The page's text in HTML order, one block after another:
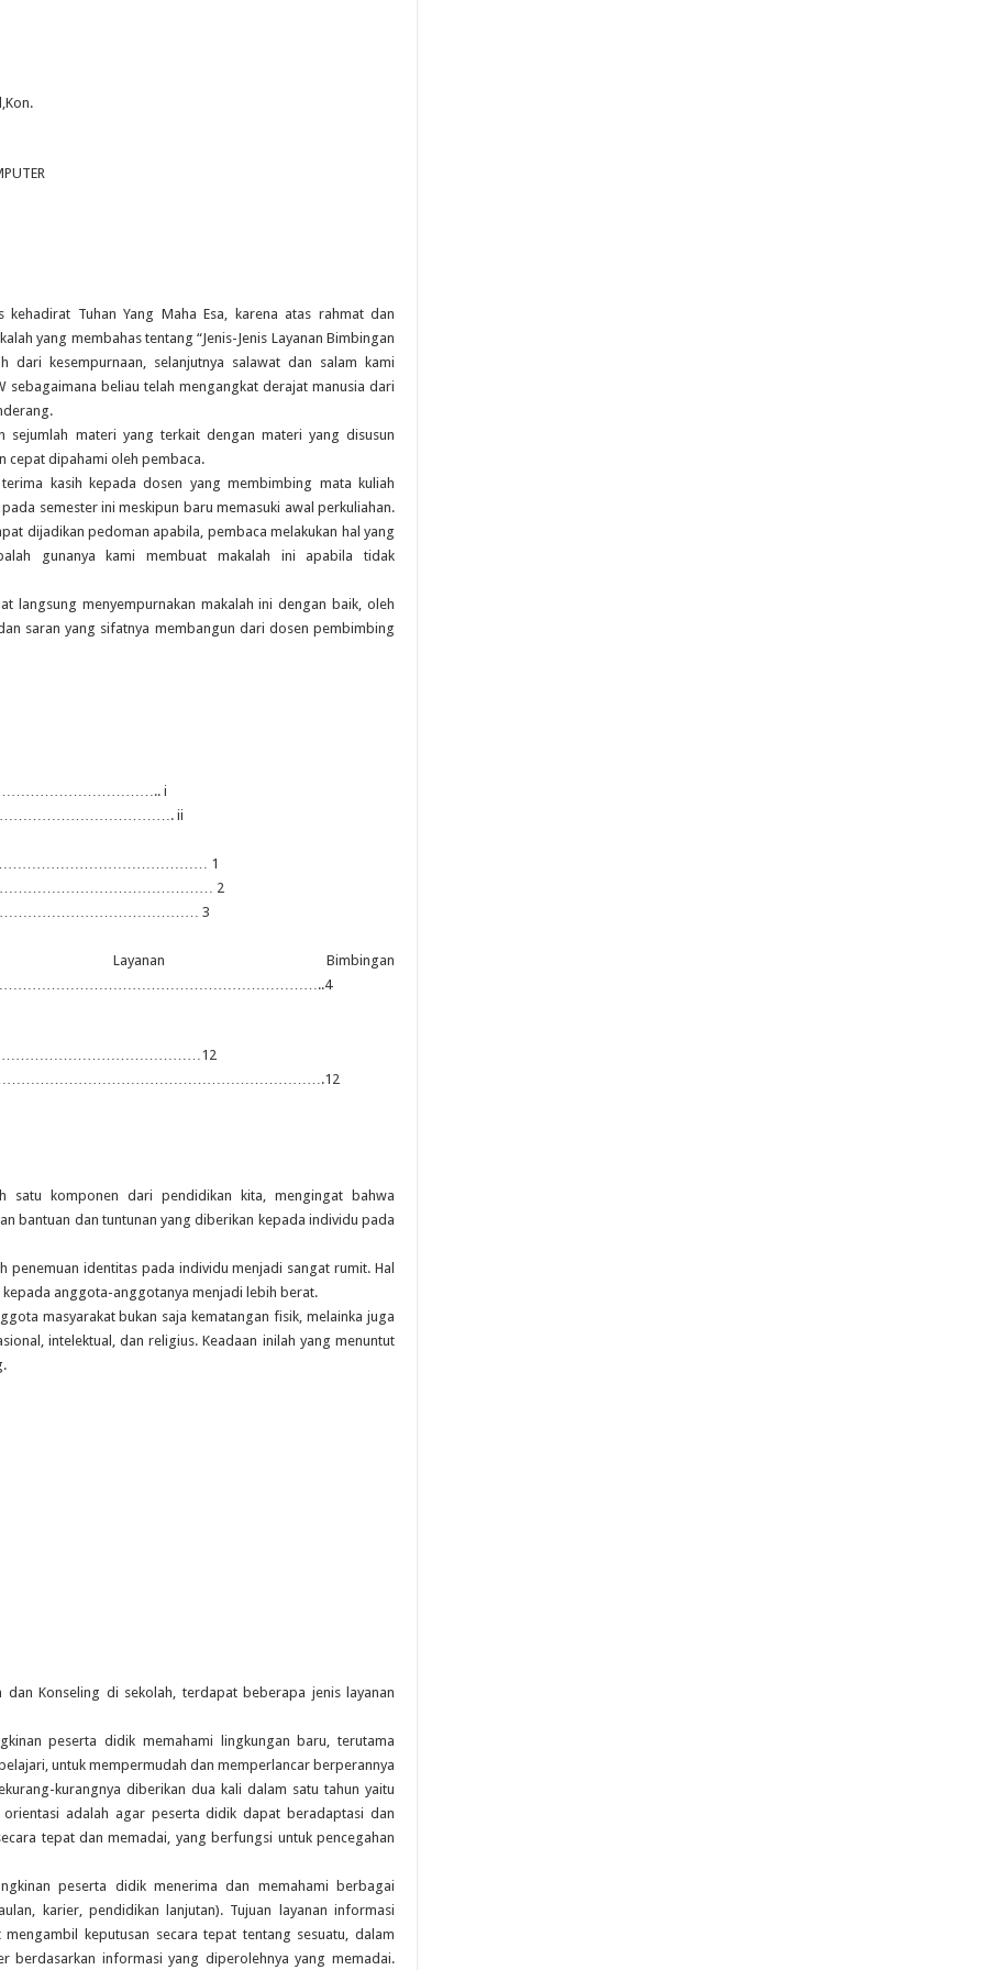
Tuhan Yang Maha Esa, karena atas rahmat dan
yang membahas tentang “Jenis-Jenis Layanan Bimbingan
dari kesempurnaan, selanjutnya salawat dan salam kami
sebagaimana beliau telah mengangkat derajat manusia dari
sejumlah materi yang terkait dengan materi yang disusun
cepat dipahami oleh pembaca.
kasih kepada dosen yang membimbing mata kuliah
semester ini meskipun baru memasuki awal perkuliahan.
dijadikan pedoman apabila, pembaca melakukan hal yang
gunanya kami membuat makalah ini apabila tidak
langsung menyempurnakan makalah ini dengan baik, oleh
saran yang sifatnya membangun dari dosen pembimbing
i
ii
1
2
3
Bimbingan
satu komponen dari pendidikan kita, mengingat bahwa
bantuan dan tuntunan yang diberikan kepada individu pada
penemuan identitas pada individu menjadi sangat rumit. Hal
anggota-anggotanya menjadi lebih berat.
masyarakat bukan saja kematangan fisik, melainka juga
intelektual, dan religius. Keadaan inilah yang menuntut
Konseling di sekolah, terdapat beberapa jenis layanan
peserta didik memahami lingkungan baru, terutama
untuk mempermudah dan memperlancar berperannya
kurangnya diberikan dua kali dalam satu tahun yaitu
adalah agar peserta didik dapat beradaptasi dan
tepat dan memadai, yang berfungsi untuk pencegahan
peserta didik menerima dan memahami berbagai
karier, pendidikan lanjutan). Tujuan layanan informasi
keputusan secara tepat tentang sesuatu, dalam
berdasarkan informasi yang diperolehnya yang memadai.